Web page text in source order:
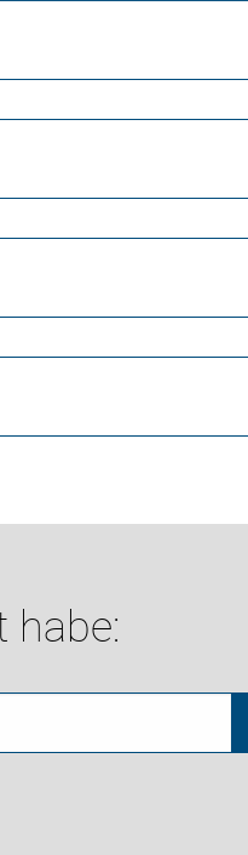
habe: